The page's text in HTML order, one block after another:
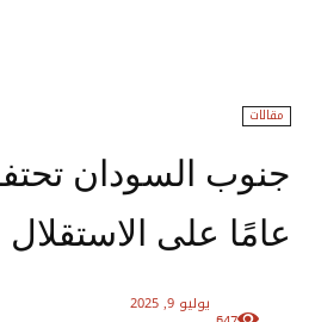
مقالات
عامًا على الاستقلال
يوليو 9, 2025